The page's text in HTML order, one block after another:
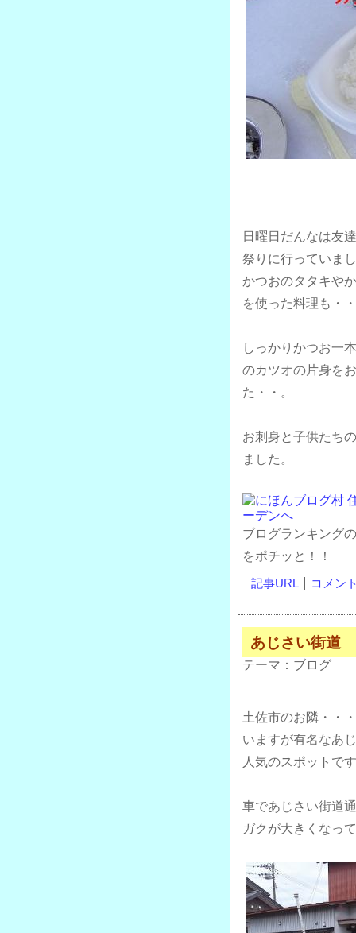
日曜日だんなは友
祭りに行っていま
かつおのタタキや
を使った料理も・
しっかりかつお一
のカツオの片身を
た・・。
お刺身と子供たち
ました。
ブログランキング
をポチッと！！
記事URL コメン
あじさい街道
テーマ： ブログ
土佐市のお隣・・
いますが有名なあ
人気のスポットで
車であじさい街道
ガクが大きくなっ